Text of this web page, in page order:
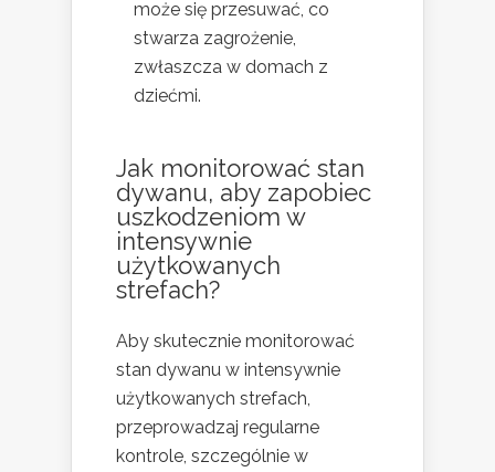
może się przesuwać, co
stwarza zagrożenie,
zwłaszcza w domach z
dziećmi.
Jak monitorować stan
dywanu, aby zapobiec
uszkodzeniom w
intensywnie
użytkowanych
strefach?
Aby skutecznie monitorować
stan dywanu w intensywnie
użytkowanych strefach,
przeprowadzaj regularne
kontrole, szczególnie w